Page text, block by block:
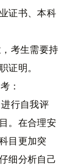
证书、本科
考生需要持
证明。
：
行自我评
。在合理安
目更加突
细分析自己